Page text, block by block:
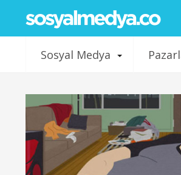
Sosyal Medya